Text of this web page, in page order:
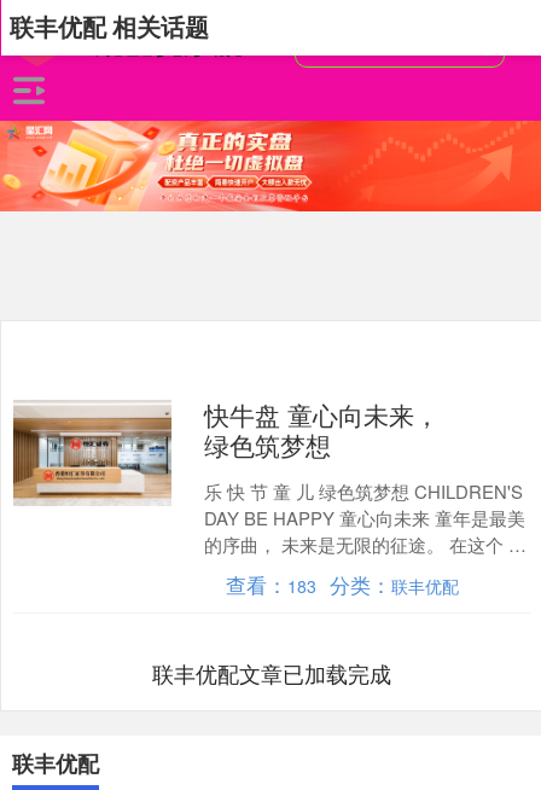
联丰优配 相关话题
快牛盘 童心向未来，
绿色筑梦想
乐 快 节 童 儿 绿色筑梦想 CHILDREN'S
DAY BE HAPPY 童心向未来 童年是最美
的序曲， 未来是无限的征途。 在这个 满
是欢笑与憧憬的日子....
查看： 183 分类：联丰优配
联丰优配文章已加载完成
联丰优配